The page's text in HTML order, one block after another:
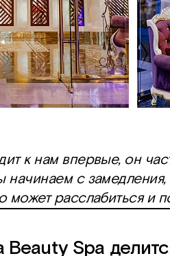
к нам впервые, он
начинаем с
может расслабиться и
Spa